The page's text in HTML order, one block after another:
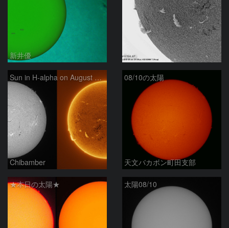
新井優 ta-o
Sun in H-alpha on August 10, 2026
Chibamber
08/10の太陽
天文バカボン町田支部
★本日の太陽★ 太陽08/10